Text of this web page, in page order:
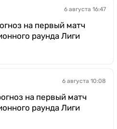
6 августа 16:47
на первый матч
раунда Лиги
6 августа 10:08
на первый матч
раунда Лиги